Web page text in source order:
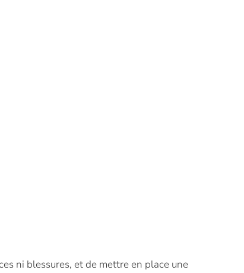
ni blessures, et de mettre en place une